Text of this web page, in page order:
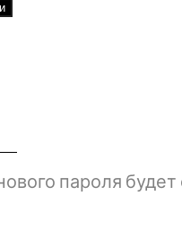
пароля